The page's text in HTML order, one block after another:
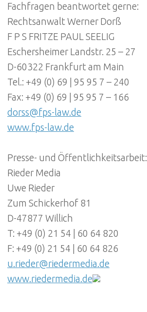
Fachfragen beantwortet gerne:
Rechtsanwalt Werner Dorß
F P S FRITZE PAUL SEELIG
Eschersheimer Landstr. 25 – 27
D-60322 Frankfurt am Main
Tel.: +49 (0) 69 | 95 95 7 – 240
Fax: +49 (0) 69 | 95 95 7 – 166
dorss@fps-law.de
www.fps-law.de
Presse- und Öffentlichkeitsarbeit:
Rieder Media
Uwe Rieder
Zum Schickerhof 81
D-47877 Willich
T: +49 (0) 21 54 | 60 64 820
F: +49 (0) 21 54 | 60 64 826
u.rieder@riedermedia.de
www.riedermedia.de